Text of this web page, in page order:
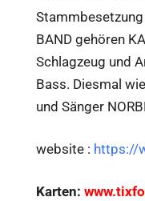
Stammbesetzung
BAND gehören
Schlagzeug und
Bass. Diesmal
und Sänger
website : https://
Karten: